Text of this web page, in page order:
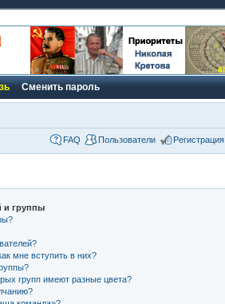
Сменить пароль
FAQ Пользователи Регистрация
и группы
мне вступить в них?
групп имеют разные цвета?